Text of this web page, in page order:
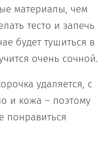
материалы, чем
тесто и запечь
будет тушиться в
очень сочной.
удаляется, с
и кожа – поэтому
понравиться